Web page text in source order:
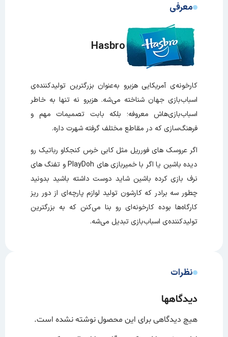
معرفی
Hasbro
کارخونه‌ی آمریکایی هزبرو به‌عنوان بزرگترین تولیدکننده‌ی
اسباب‌بازی جهان شناخته می‌شه. هزبرو نه تنها به خاطر
اسباب‌بازی‌هاش معروفه؛ بلکه بابت تصمیمات مهم و
فرهنگ‌سازی که در مقاطع مختلف گرفته شهرت داره.
اگر عروسک های فورریل مثل کابی خرس کنجکاو رباتیک رو
دیده باشین یا اگر با خمیربازی های PlayDoh و تفنگ های
نرف بازی کرده باشین شاید دوست داشته باشید بدونید
چطور سه برادر که کارشون تولید لوازم پارچه‌ای از دور ریز
کارگاه‌‌ها بوده کارخونه‌ای رو بنا می‌کنن که به بزرگترین
تولیدکننده‌ی اسباب‌بازی تبدیل می‌شه.
نظرات
دیدگاهها
هیچ دیدگاهی برای این محصول نوشته نشده است.